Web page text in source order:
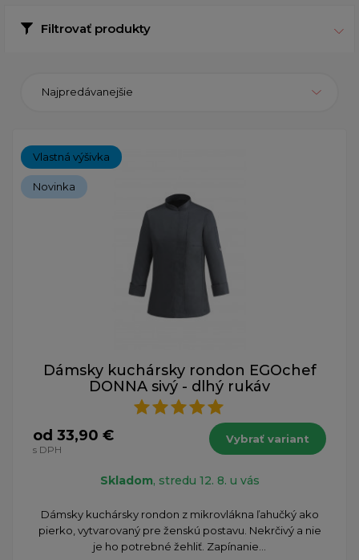
Filtrovať produkty
Najpredávanejšie
Vlastná výšivka
Novinka
Dámsky kuchársky rondon EGOchef
DONNA sivý - dlhý rukáv
od 33,90 €
s DPH
Vybrať variant
Skladom, stredu 12. 8. u vás
Dámsky kuchársky rondon z mikrovlákna ľahučký ako
pierko, vytvarovaný pre ženskú postavu. Nekrčivý a nie
je ho potrebné žehliť. Zapínanie...